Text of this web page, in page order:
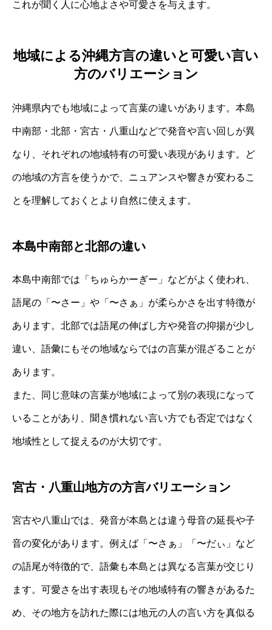
これが聞く人に心地よさや可愛さを与えます。
地域による沖縄方言の違いと可愛い言い
方のバリエーション
沖縄県内でも地域によって言葉の違いがあります。本島
中南部・北部・宮古・八重山などで発音や言い回しが異
なり、それぞれの地域特有の可愛い表現があります。ど
の地域の方言を使うかで、ニュアンスや響きが変わるこ
とを理解しておくとより自然に使えます。
本島中南部と北部の違い
本島中南部では「ちゅらかーぎー」などがよく使われ、
語尾の「〜さー」や「〜さぁ」が柔らかさを出す特徴が
あります。北部では語尾の伸ばし方や発音の抑揚が少し
違い、語彙にもその地域ならではの言葉が混ざることが
あります。
また、同じ意味の言葉が地域によって別の表現になって
いることがあり、聞き慣れない言い方でも否定ではなく
地域性として捉えるのが大切です。
宮古・八重山地方の方言バリエーション
宮古や八重山では、発音が本島とは違う母音の延長や子
音の変化があります。例えば「〜さぁ」「〜だぃ」など
の語尾が特徴的で、語彙も本島とは異なる言葉が交じり
ます。可愛さを出す表現もその地域特有の響きがあるた
め、その地方を訪れた際には地元の人の言い方を真似る